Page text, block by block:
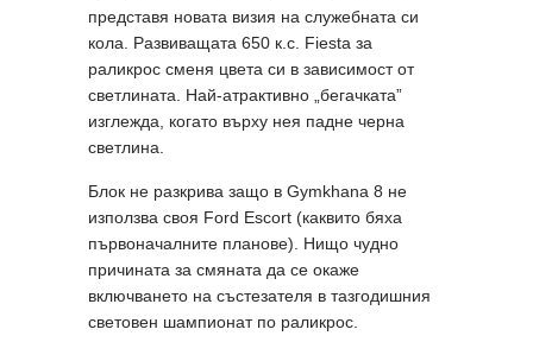
представя новата визия на служебната си
кола. Развиващата 650 к.с. Fiesta за
раликрос сменя цвета си в зависимост от
светлината. Най-атрактивно „бегачката”
изглежда, когато върху нея падне черна
светлина.
Блок не разкрива защо в Gymkhana 8 не
използва своя Ford Escort (каквито бяха
първоначалните планове). Нищо чудно
причината за смяната да се окаже
включването на състезателя в тазгодишния
световен шампионат по раликрос.